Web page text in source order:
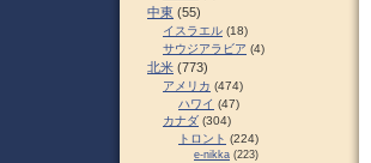
中東 (55)
イスラエル (18)
サウジアラビア (4)
北米 (773)
アメリカ (474)
ハワイ (47)
カナダ (304)
トロント (224)
e-nikka (223)